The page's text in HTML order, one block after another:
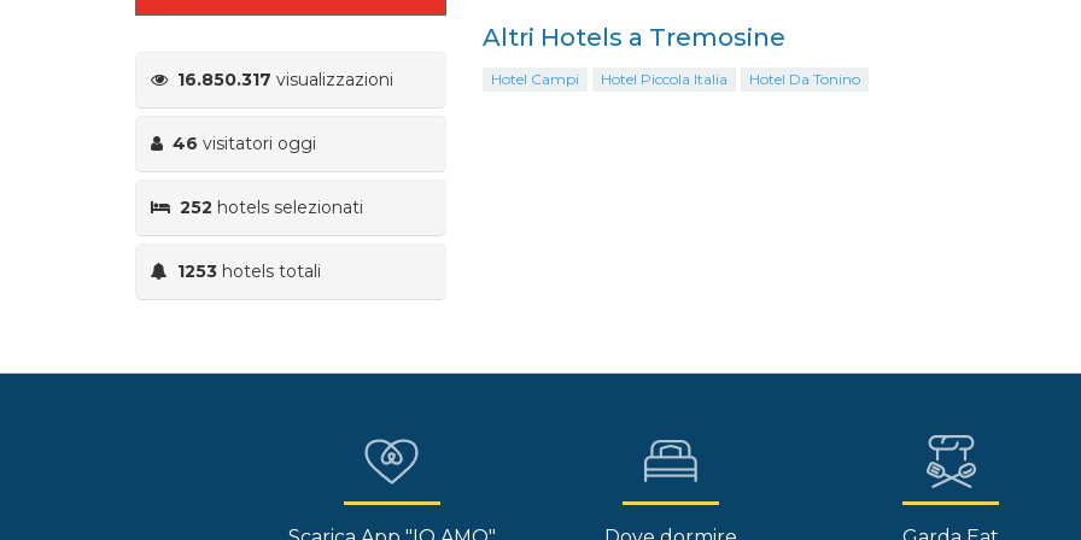
16.850.317 visualizzazioni
46 visitatori oggi
252 hotels selezionati
1253 hotels totali
Altri Hotels a Tremosine
Hotel Campi Hotel Piccola Italia Hotel Da Tonino